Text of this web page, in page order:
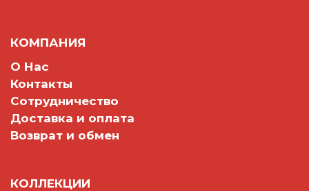
КОМПАНИЯ
О Нас
Контакты
Сотрудничество
Доставка и оплата
Возврат и обмен
КОЛЛЕКЦИИ